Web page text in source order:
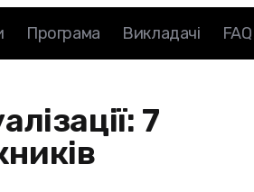
Програма Викладачі FAQ
7